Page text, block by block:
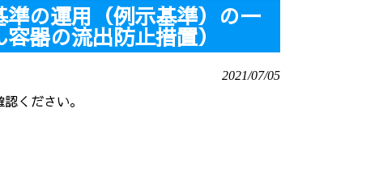
の運用（例示基準）の一
器の流出防止措置）
2021/07/05
ください。